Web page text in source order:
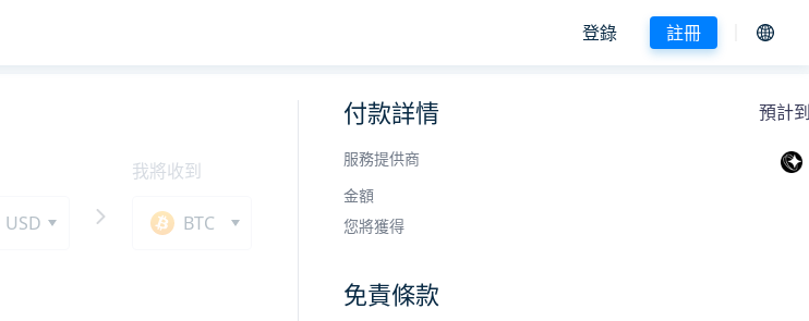
登錄 註冊
USD
我將收到
BTC
付款詳情 預計
服務提供商
金額
您將獲得
免責條款